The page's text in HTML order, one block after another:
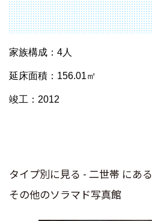
家族構成：4人
延床面積：156.01㎡
竣工：2012
タイプ別に見る - 二世帯 にある
その他のソラマド写真館